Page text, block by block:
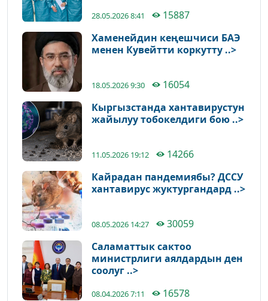
28.05.2026 8:41
15887
Хаменейдин кеңешчиси БАЭ
менен Кувейтти коркутту ..>
18.05.2026 9:30
16054
Кыргызстанда хантавирустун
жайылуу тобокелдиги бою ..>
11.05.2026 19:12
14266
Кайрадан пандемиябы? ДССУ
хантавирус жуктургандард ..>
08.05.2026 14:27
30059
Саламаттык сактоо
министрлиги аялдардын ден
соолуг ..>
08.04.2026 7:11
16578